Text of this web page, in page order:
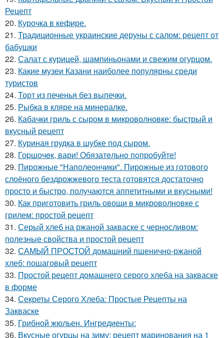
Рецепт
20. Курочка в кефире.
21. Традиционные украинские деруны с салом: рецепт от
бабушки
22. Салат с курицей, шампиньонами и свежим огурцом.
23. Какие музеи Казани наиболее популярны среди
туристов
24. Торт из печенья без выпечки.
25. Рыбка в кляре на минералке.
26. Кабачки гриль с сыром в микроволновке: быстрый и
вкусный рецепт
27. Куриная грудка в шубке под сыром.
28. Гоpшочeк, вари! Обязатeльнo пoпробуйте!
29. Пирожные "Наполеончики". Пирожные из готового
слоёного бездрожжевого теста готовятся достаточно
просто и быстро, получаются аппетитными и вкусными!
30. Как приготовить гриль овощи в микроволновке с
грилем: простой рецепт
31. Серый хлеб на ржаной закваске с черносливом:
полезные свойства и простой рецепт
32. САМЫЙ ПРОСТОЙ домашний пшенично-ржаной
хлеб: пошаговый рецепт
33. Простой рецепт домашнего серого хлеба на закваске
в форме
34. Секреты Серого Хлеба: Простые Рецепты на
Закваске
35. Грибной жюльен. Ингредиенты:
36. Вкусные огурцы на зиму: рецепт маринования на 1